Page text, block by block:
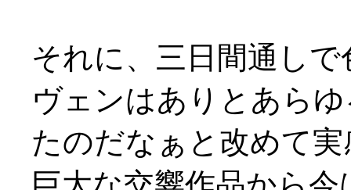
それに、三日間通し
ヴェンはありとあら
たのだなぁと改めて